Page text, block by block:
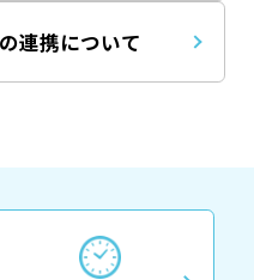
連携について